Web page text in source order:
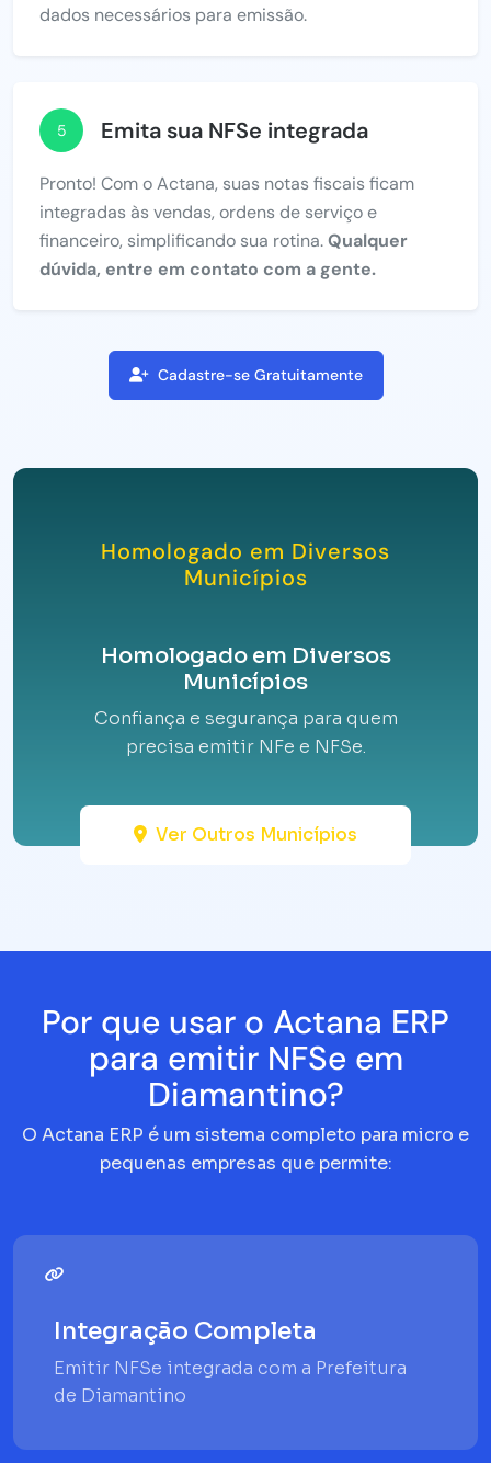
dados necessários para emissão.
5 Emita sua NFSe integrada
Pronto! Com o Actana, suas notas fiscais ficam
integradas às vendas, ordens de serviço e
financeiro, simplificando sua rotina.Qualquer
dúvida, entre em contato com a gente.
Cadastre-se Gratuitamente
Homologado em Diversos
Municípios
Homologado em Diversos
Municípios
Confiança e segurança para quem
precisa emitir NFe e NFSe.
Ver Outros Municípios
Por que usar o Actana ERP
para emitir NFSe em
Diamantino?
O Actana ERP é um sistema completo para micro e
pequenas empresas que permite:
Integração Completa
Emitir NFSe integrada com a Prefeitura
de Diamantino